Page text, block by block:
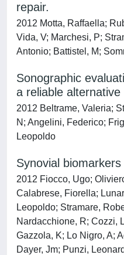
repair.
2012 Motta, Raffaella;
Vida, V; Marchesi, P;
Antonio; Battistel, M;
Sonographic
a reliable
2012 Beltrame, Valeria;
N; Angelini, Federico;
Leopoldo
Synovial
2012 Fiocco, Ugo;
Calabrese, Fiorella;
Leopoldo; Stramare,
Nardacchione, R; Cozzi,
Gazzola, K; Lo Nigro, A;
Dayer, Jm; Punzi,